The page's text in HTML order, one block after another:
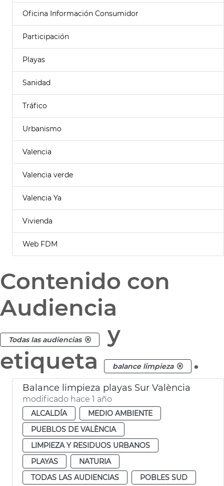
Oficina Información Consumidor
Participación
Playas
Sanidad
Tráfico
Urbanismo
Valencia
Valencia verde
Valencia Ya
Vivienda
Web FDM
Contenido con
Audiencia
Todas las audiencias
y
etiqueta
balance limpieza .
Balance limpieza playas Sur València
modificado hace 1 año
ALCALDÍA
MEDIO AMBIENTE
PUEBLOS DE VALÈNCIA
LIMPIEZA Y RESIDUOS URBANOS
PLAYAS
NATURIA
TODAS LAS AUDIENCIAS
POBLES SUD